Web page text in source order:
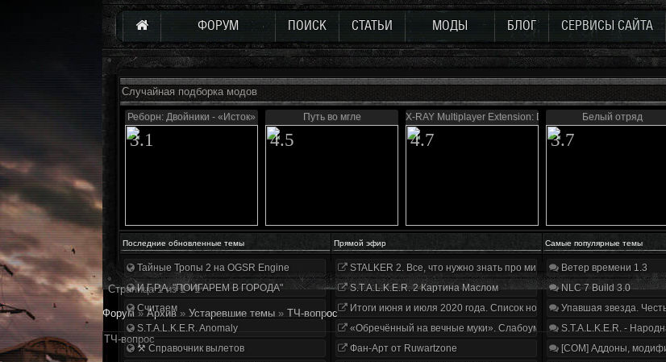
ФОРУМ ПОИСК СТАТЬИ МОДЫ БЛОГ СЕРВИСЫ САЙТА
Случайная подборка модов
Реборн: Двойники - «Исток»
3.1
Путь во мгле
4.5
X-RAY Multiplayer Extension: Defence
4.7
Белый отряд
3.7
Последние обновленные темы Прямой эфир Самые популярные темы
Тайные Тропы 2 на OGSR Engine
И.Г.Р.А. "ПОИГАРЕМ В ГОРОДА"
Считаем
S.T.A.L.K.E.R. Anomaly
⚒ Справочник вылетов
STALKER 2. Все, что нужно знать про мир, геймплей и сюжет |
S.T.A.L.K.E.R. 2 Картина Маслом
Итоги июня и июля 2020 года. Список нововведений
«Обречённый на вечные муки». Слабоумие и отвага
Фан-Арт от Ruwartzone
Ветер времени 1.3
NLC 7 Build 3.0
Упавшая звезда.
S.T.A.L.K.E.R. -
[COM] Аддоны,
Страница1из1 1
Форум » Архив » Устаревшие темы » ТЧ-вопрос
ТЧ-вопрос